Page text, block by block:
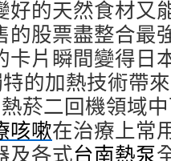
好的天然食材又
的股票盡整合最
卡片瞬間變得日
的加熱技術帶
菸二回機領域
咳嗽在治療上常
及各式台南熱泵